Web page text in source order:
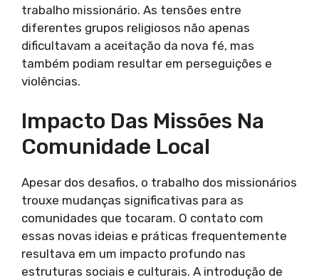
trabalho missionário. As tensões entre
diferentes grupos religiosos não apenas
dificultavam a aceitação da nova fé, mas
também podiam resultar em perseguições e
violências.
Impacto Das Missões Na
Comunidade Local
Apesar dos desafios, o trabalho dos missionários
trouxe mudanças significativas para as
comunidades que tocaram. O contato com
essas novas ideias e práticas frequentemente
resultava em um impacto profundo nas
estruturas sociais e culturais. A introdução de